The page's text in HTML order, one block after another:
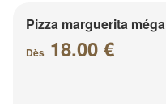
Pizza marguerita méga
Dès 18.00 €